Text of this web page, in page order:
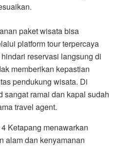
paket wisata bisa
platform tour terpercaya
reservasi langsung di
memberikan kepastian
pendukung wisata. Di
sangat ramai dan kapal sudah
travel agent.
Ketapang menawarkan
alam dan kenyamanan